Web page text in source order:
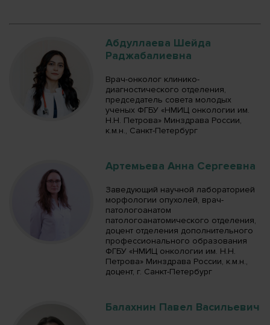
Абдуллаева Шейда
Раджабалиевна
Врач-онколог клинико-
диагностического отделения,
председатель совета молодых
ученых ФГБУ «НМИЦ онкологии им.
Н.Н. Петрова» Минздрава России,
к.м.н., Санкт-Петербург
Артемьева Анна Сергеевна
Заведующий научной лабораторией
морфологии опухолей, врач-
патологоанатом
патологоанатомического отделения,
доцент отделения дополнительного
профессионального образования
ФГБУ «НМИЦ онкологии им. Н.Н.
Петрова» Минздрава России, к.м.н.,
доцент, г. Санкт-Петербург
Балахнин Павел Васильевич